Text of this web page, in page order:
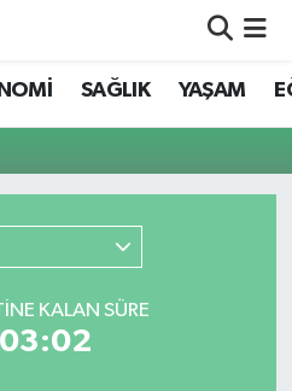
SAĞLIK YAŞAM
KALAN SÜRE